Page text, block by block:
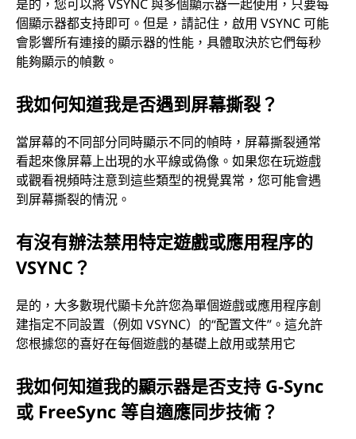
是的，您可以將 VSYNC 與多個顯示器一起使用，只要每
個顯示器都支持即可。但是，請記住，啟用 VSYNC 可能
會影響所有連接的顯示器的性能，具體取決於它們每秒
能夠顯示的幀數。
我如何知道我是否遇到屏幕撕裂？
當屏幕的不同部分同時顯示不同的幀時，屏幕撕裂通常
看起來像屏幕上出現的水平線或偽像。如果您在玩遊戲
或觀看視頻時注意到這些類型的視覺異常，您可能會遇
到屏幕撕裂的情況。
有沒有辦法禁用特定遊戲或應用程序的
VSYNC？
是的，大多數現代顯卡允許您為單個遊戲或應用程序創
建指定不同設置（例如 VSYNC）的“配置文件”。這允許
您根據您的喜好在每個遊戲的基礎上啟用或禁用它
我如何知道我的顯示器是否支持 G-Sync
或 FreeSync 等自適應同步技術？